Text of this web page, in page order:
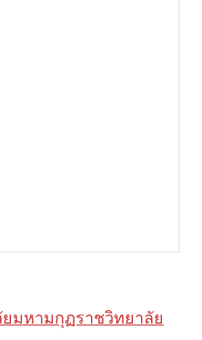
มหามกุฏราชวิทยาลัย